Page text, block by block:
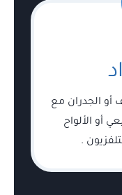
أو الجدران مع
أو الألواح
.